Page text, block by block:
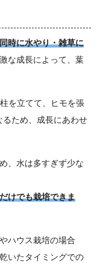
時に水やり・雑草に
な成長によって、葉
を立てて、ヒモを張
ため、成長にあわせ
、水は多すぎず少な
けでも栽培できま
ハウス栽培の場合
いたタイミングでの